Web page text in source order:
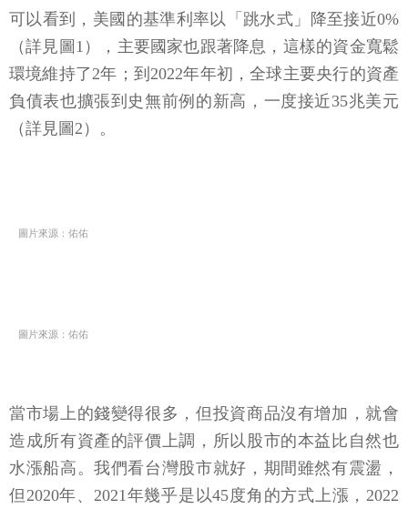
可以看到，美國的基準利率以「跳水式」降至接近0%
（詳見圖1），主要國家也跟著降息，這樣的資金寬鬆
環境維持了2年；到2022年年初，全球主要央行的資產
負債表也擴張到史無前例的新高，一度接近35兆美元
（詳見圖2）。
圖片來源：佑佑
圖片來源：佑佑
當市場上的錢變得很多，但投資商品沒有增加，就會
造成所有資產的評價上調，所以股市的本益比自然也
水漲船高。我們看台灣股市就好，期間雖然有震盪，
但2020年、2021年幾乎是以45度角的方式上漲，2022